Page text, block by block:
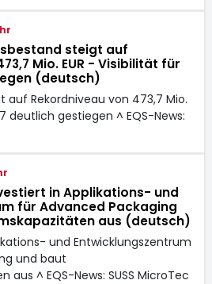
steigt auf
Mio. EUR - Visibilität für
(deutsch)
Rekordniveau von 473,7 Mio.
deutlich gestiegen ^ EQS-News:
in Applikations- und
für Advanced Packaging
aus (deutsch)
und Entwicklungszentrum
und baut
^ EQS-News: SUSS MicroTec